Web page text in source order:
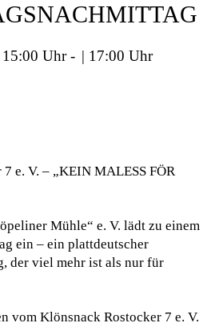
15:00 -
17:00
7 e. V. – „KEIN MALESS FÖR
Mühle“ e. V. lädt zu einem
ein – ein plattdeutscher
der viel mehr ist als nur für
vom Klönsnack Rostocker 7 e. V.